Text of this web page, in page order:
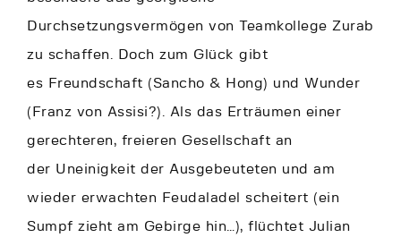
Durchsetzungsvermögen von Teamkollege Zurab
zu schaffen. Doch zum Glück gibt
es Freundschaft (Sancho & Hong) und Wunder
(Franz von Assisi?). Als das Erträumen einer
gerechteren, freieren Gesellschaft an
der Uneinigkeit der Ausgebeuteten und am
wieder erwachten Feudaladel scheitert (ein
Sumpf zieht am Gebirge hin…), flüchtet Julian